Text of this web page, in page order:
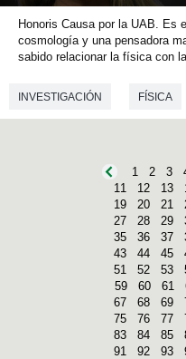
Honoris Causa por la UAB. Es
cosmología y una pensadora
sabido relacionar la física con
INVESTIGACIÓN FÍSICA
1 2 3
11
12 13
19
20 21
27
28 29
35
36 37
43
44 45
51
52 53
59
60 61
67
68 69
75
76 77
83
84 85
91
92 93